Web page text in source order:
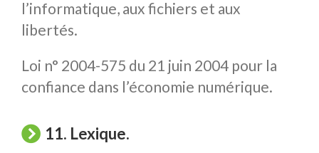
l’informatique, aux fichiers et aux
libertés.
Loi n° 2004-575 du 21 juin 2004 pour la
confiance dans l’économie numérique.
11. Lexique.